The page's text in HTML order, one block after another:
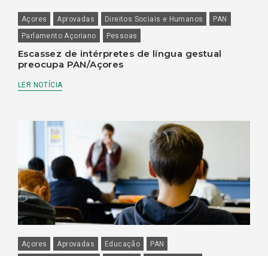
Açores Aprovadas Direitos Sociais e Humanos
PAN
Parlamento Açoriano
Pessoas
Escassez de intérpretes de língua gestual
preocupa PAN/Açores
LER NOTÍCIA
Açores Aprovadas Educação
PAN